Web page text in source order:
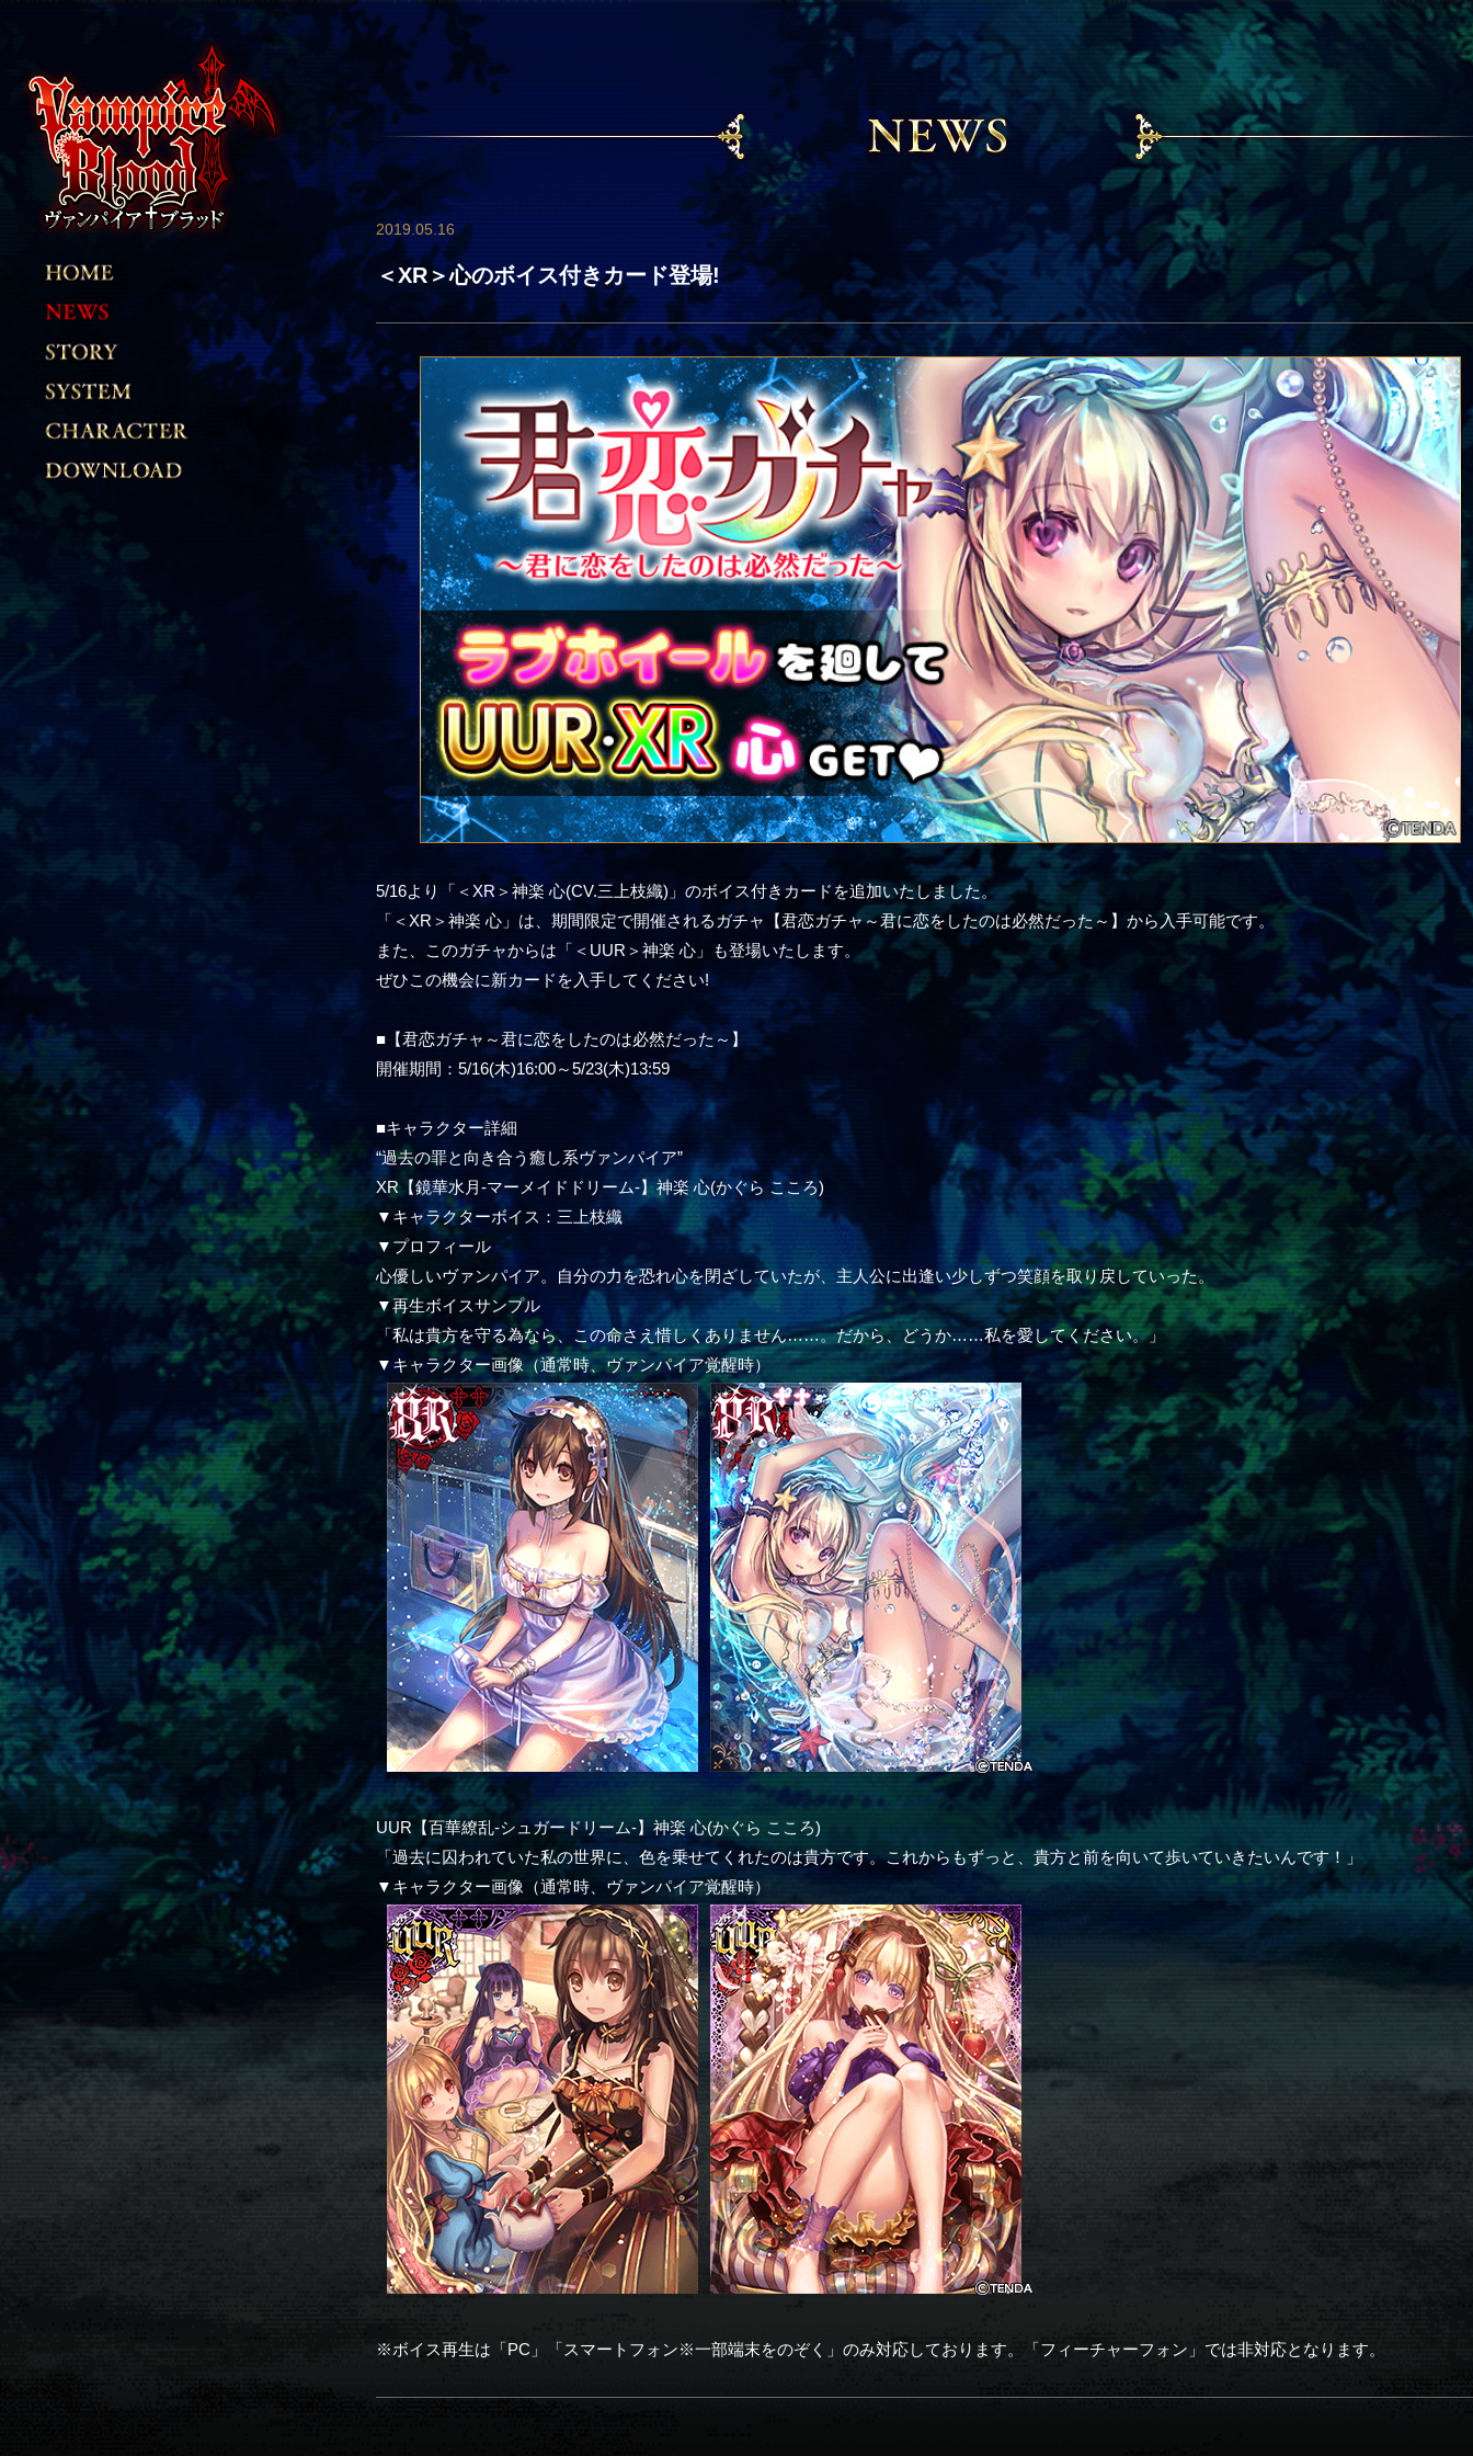
2019.05.16
＜XR＞心のボイス付きカード登場!
5/16より「＜XR＞神楽 心(CV.三上枝織)」のボイス付きカードを追加いたしました。
「＜XR＞神楽 心」は、期間限定で開催されるガチャ【君恋ガチャ～君に恋をしたのは必然だった～】から入手可能です。
また、このガチャからは「＜UUR＞神楽 心」も登場いたします。
ぜひこの機会に新カードを入手してください!
■【君恋ガチャ～君に恋をしたのは必然だった～】
開催期間：5/16(木)16:00～5/23(木)13:59
■キャラクター詳細
“過去の罪と向き合う癒し系ヴァンパイア”
XR【鏡華水月‐マーメイドドリーム‐】神楽 心(かぐら こころ)
▼キャラクターボイス：三上枝織
▼プロフィール
心優しいヴァンパイア。自分の力を恐れ心を閉ざしていたが、主人公に出逢い少しずつ笑顔を取り戻していった。
▼再生ボイスサンプル
「私は貴方を守る為なら、この命さえ惜しくありません……。だから、どうか……私を愛してください。」
▼キャラクター画像（通常時、ヴァンパイア覚醒時）
UUR【百華繚乱-シュガードリーム-】神楽 心(かぐら こころ)
「過去に囚われていた私の世界に、色を乗せてくれたのは貴方です。これからもずっと、貴方と前を向いて歩いていきたいんです！」
▼キャラクター画像（通常時、ヴァンパイア覚醒時）
※ボイス再生は「PC」「スマートフォン※一部端末をのぞく」のみ対応しております。「フィーチャーフォン」では非対応となります。